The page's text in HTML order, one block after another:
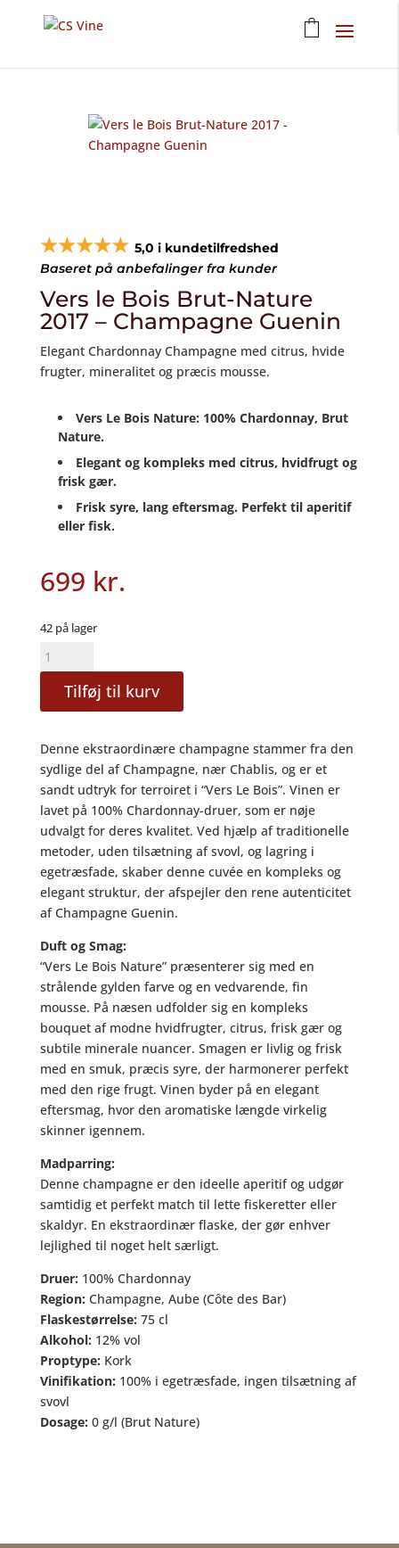
★★★★★ 5,0 i kundetilfredshed
Baseret på anbefalinger fra kunder
Vers le Bois Brut-Nature
2017 – Champagne Guenin
Elegant Chardonnay Champagne med citrus, hvide
frugter, mineralitet og præcis mousse.
Vers Le Bois Nature: 100% Chardonnay, Brut
Nature.
Elegant og kompleks med citrus, hvidfrugt og
frisk gær.
Frisk syre, lang eftersmag. Perfekt til aperitif
eller fisk.
699 kr.
42 på lager
Vers
le
Brut-
2017
-
Champagne
Guenin
antal
Tilføj til kurv
Denne ekstraordinære champagne stammer fra den
sydlige del af Champagne, nær Chablis, og er et
sandt udtryk for terroiret i “Vers Le Bois”. Vinen er
lavet på 100% Chardonnay-druer, som er nøje
udvalgt for deres kvalitet. Ved hjælp af traditionelle
metoder, uden tilsætning af svovl, og lagring i
egetræsfade, skaber denne cuvée en kompleks og
elegant struktur, der afspejler den rene autenticitet
af Champagne Guenin.
Duft og Smag:
“Vers Le Bois Nature” præsenterer sig med en
strålende gylden farve og en vedvarende, fin
mousse. På næsen udfolder sig en kompleks
bouquet af modne hvidfrugter, citrus, frisk gær og
subtile minerale nuancer. Smagen er livlig og frisk
med en smuk, præcis syre, der harmonerer perfekt
med den rige frugt. Vinen byder på en elegant
eftersmag, hvor den aromatiske længde virkelig
skinner igennem.
Madparring:
Denne champagne er den ideelle aperitif og udgør
samtidig et perfekt match til lette fiskeretter eller
skaldyr. En ekstraordinær flaske, der gør enhver
lejlighed til noget helt særligt.
Druer: 100% Chardonnay
Region: Champagne, Aube (Côte des Bar)
Flaskestørrelse: 75 cl
Alkohol: 12% vol
Proptype: Kork
Vinifikation: 100% i egetræsfade, ingen tilsætning af
svovl
Dosage: 0 g/l (Brut Nature)